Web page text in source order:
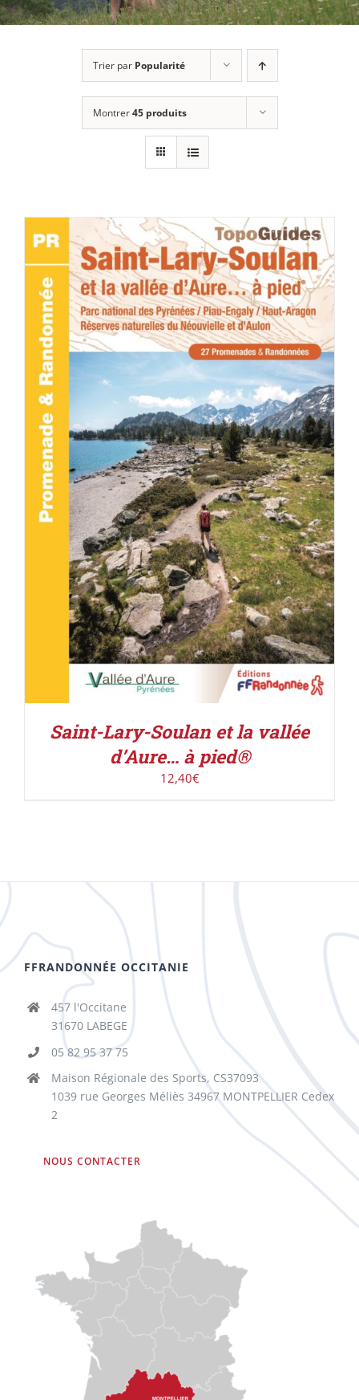
Trier par Popularité
Montrer45 produits
ACHETER LE PRODUIT / DÉTAILS
Saint-Lary-Soulan et la vallée
d’Aure… à pied®
12,40€
FFRANDONNÉE OCCITANIE
457 l'Occitane
31670 LABEGE
05 82 95 37 75
Maison Régionale des Sports, CS37093
1039 rue Georges Méliès 34967 MONTPELLIER Cedex
2
NOUS CONTACTER